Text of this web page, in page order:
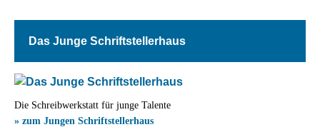
Das Junge Schriftstellerhaus
Die Schreibwerkstatt für junge Talente
» zum Jungen Schriftstellerhaus